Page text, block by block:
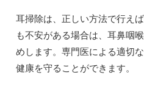
耳掃除は、正しい方法で行え
も不安がある場合は、耳鼻咽
めします。専門医による適切
健康を守ることができます。